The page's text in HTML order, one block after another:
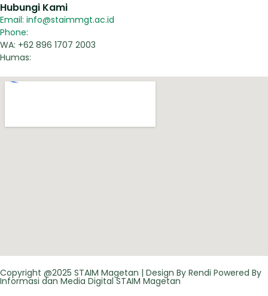
Hubungi Kami
Email: info@staimmgt.ac.id
Phone:
WA: +62 896 1707 2003
Humas:
Copyright @2025 STAIM Magetan | Design By Rendi Powered By
Informasi dan Media Digital STAIM Magetan